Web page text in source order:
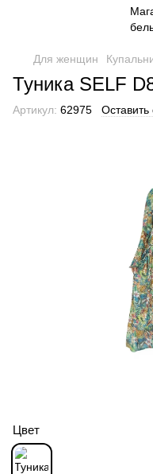
Для женщин
Туника SELF
Артикул: 62975 Оставить
Цвет